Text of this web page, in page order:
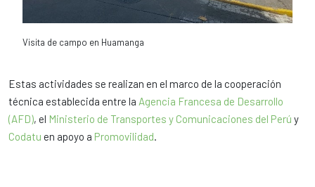
Visita de campo en Huamanga
Estas actividades se realizan en el marco de la cooperación
técnica establecida entre la Agencia Francesa de Desarrollo
(AFD), el Ministerio de Transportes y Comunicaciones del Perú y
Codatu en apoyo a Promovilidad